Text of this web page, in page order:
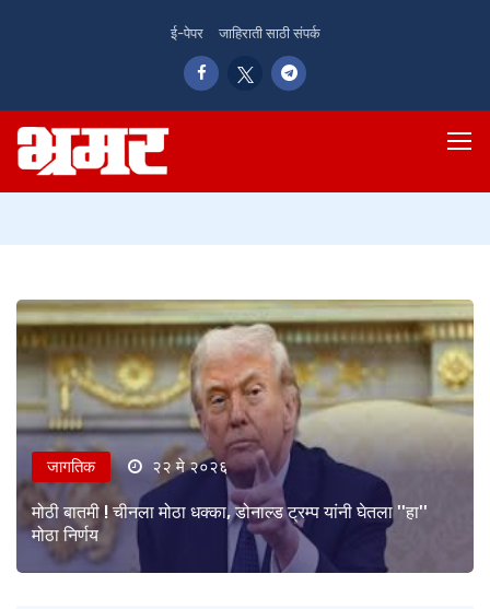
ई-पेपर जाहिराती साठी संपर्क
जागतिक २२ मे २०२६
मोठी बातमी ! चीनला मोठा धक्का, डोनाल्ड ट्रम्प यांनी घेतला ''हा''
मोठा निर्णय